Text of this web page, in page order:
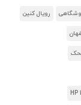
رویال کنین
محک